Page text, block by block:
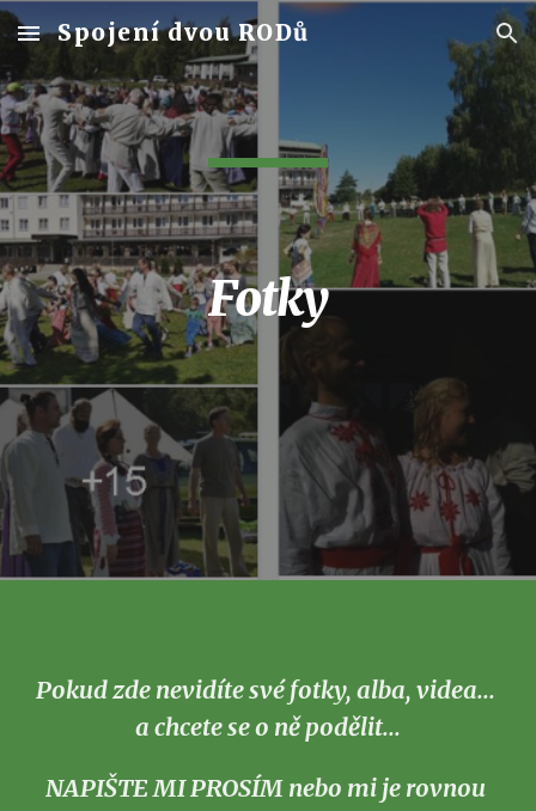
Skip to main content Skip to navigation
Spojení dvou RODů
Fotky
Pokud zde nevidíte své fotky, alba, videa...
a chcete se o ně podělit...
NAPIŠTE MI PROSÍM nebo mi je rovnou